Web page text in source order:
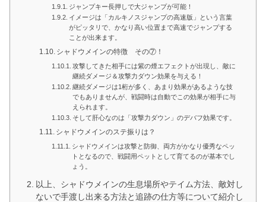
ジャンプキー長押しで大ジャンプが可能！
イメージは「カルキノスジャンプの高速版」という言葉
がピッタリで、かなり高い位置まで高速でジャンプする
ことが出来ます。
シャドウメインの特徴 その⑦！
攻撃してきた相手には紫の煙エフェクトが出現し、敵に
継続ダメージ＆攻撃力ダウン効果を与える！
継続ダメージは1桁が多く、あまり効果があるような技
でもありませんが、戦闘時は自動でこの効果が相手に与
えられます。
そして肝心なのは「攻撃力ダウン」のデバフ効果です。
シャドウメインのステ振りは？
シャドウメインは攻撃と防御、両方がかなり優秀なペッ
トとなるので、戦闘用ペットとして育てるのが基本でし
ょう。
以上、シャドウメインの生息場所やテイム方法、敵対し
ないで手渡し出来る方法と追跡の仕方等について紹介し